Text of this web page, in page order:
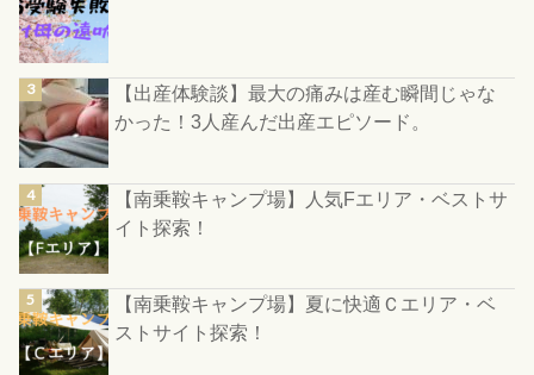
【出産体験談】最大の痛みは産む瞬間じゃな
かった！3人産んだ出産エピソード。
【南乗鞍キャンプ場】人気Fエリア・ベストサ
イト探索！
【南乗鞍キャンプ場】夏に快適Ｃエリア・ベ
ストサイト探索！